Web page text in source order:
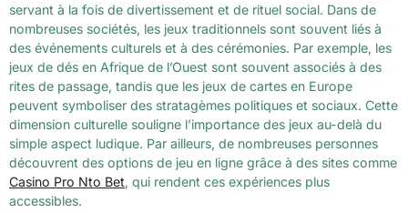
servant à la fois de divertissement et de rituel social. Dans de
nombreuses sociétés, les jeux traditionnels sont souvent liés à
des événements culturels et à des cérémonies. Par exemple, les
jeux de dés en Afrique de l’Ouest sont souvent associés à des
rites de passage, tandis que les jeux de cartes en Europe
peuvent symboliser des stratagèmes politiques et sociaux. Cette
dimension culturelle souligne l’importance des jeux au-delà du
simple aspect ludique. Par ailleurs, de nombreuses personnes
découvrent des options de jeu en ligne grâce à des sites comme
Casino Pro Nto Bet, qui rendent ces expériences plus
accessibles.